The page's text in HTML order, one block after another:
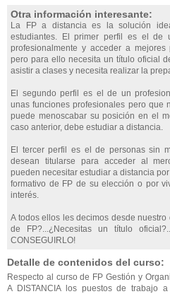
Otra información interesante:
La FP a distancia es la solución
estudiantes. El primer perfil es el de
profesionalmente y acceder a
pero para ello necesita un título oficial
asistir a clases y necesita realizar la
El segundo perfil es el de un
unas funciones profesionales pero que
puede menoscabar su posición en el
caso anterior, debe estudiar a distancia.
El tercer perfil es el de personas sin
desean titularse para acceder al
pueden necesitar estudiar a distancia
formativo de FP de su elección o por
interés.
A todos ellos les decimos desde
de FP?...¿Necesitas un título
CONSEGUIRLO!
Detalle de contenidos del curso:
Respecto al curso de FP Gestión y
A DISTANCIA los puestos de trabajo